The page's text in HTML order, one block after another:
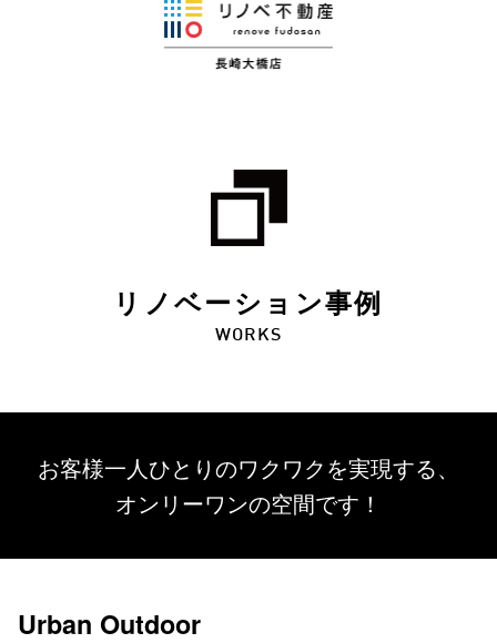
リノベーション事例
WORKS
お客様一人ひとりのワクワクを実現する、
オンリーワンの空間です！
Urban Outdoor